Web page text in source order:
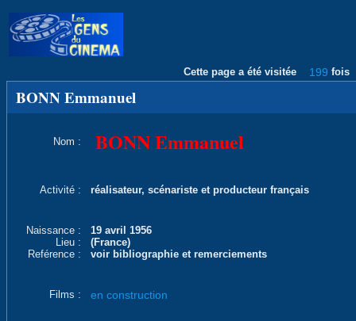
Cette page a été visitée 199 fois
BONN Emmanuel
Nom : BONN Emmanuel
Activité : réalisateur, scénariste et producteur français
Naissance :
19 avril 1956
Lieu :
(France)
Reférence :
voir bibliographie et remerciements
Films : en construction